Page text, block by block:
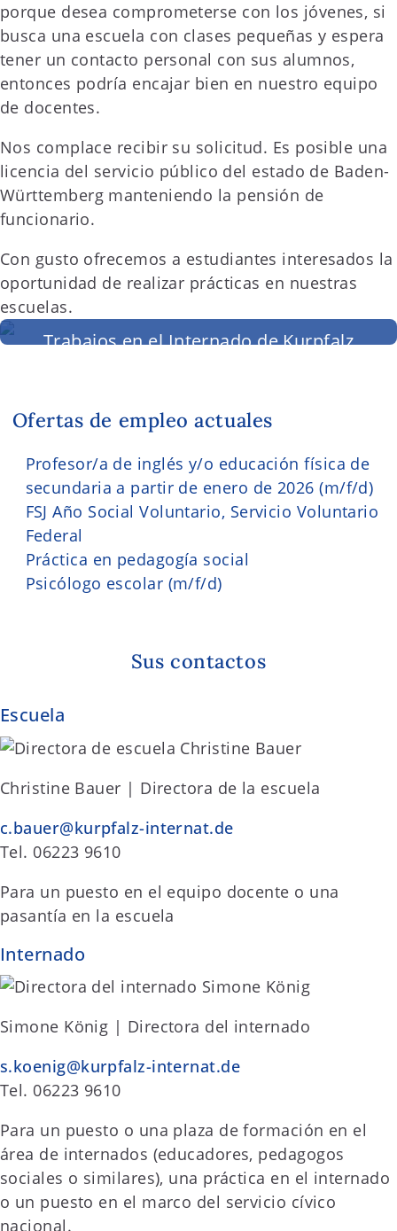
porque desea comprometerse con los jóvenes, si
busca una escuela con clases pequeñas y espera
tener un contacto personal con sus alumnos,
entonces podría encajar bien en nuestro equipo
de docentes.
Nos complace recibir su solicitud. Es posible una
licencia del servicio público del estado de Baden-
Württemberg manteniendo la pensión de
funcionario.
Con gusto ofrecemos a estudiantes interesados la
oportunidad de realizar prácticas en nuestras
escuelas.
Trabajos en el Internado de Kurpfalz
Ofertas de empleo actuales
Profesor/a de inglés y/o educación física de
secundaria a partir de enero de 2026 (m/f/d)
FSJ Año Social Voluntario, Servicio Voluntario
Federal
Práctica en pedagogía social
Psicólogo escolar (m/f/d)
Sus contactos
Escuela
Christine Bauer | Directora de la escuela
c.bauer@kurpfalz-internat.de
Tel. 06223 9610
Para un puesto en el equipo docente o una
pasantía en la escuela
Internado
Simone König | Directora del internado
s.koenig@kurpfalz-internat.de
Tel. 06223 9610
Para un puesto o una plaza de formación en el
área de internados (educadores, pedagogos
sociales o similares), una práctica en el internado
o un puesto en el marco del servicio cívico
nacional.